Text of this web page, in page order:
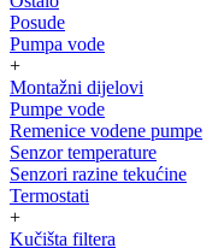
Posude
Pumpa vode
+
Montažni dijelovi
Pumpe vode
Remenice vodene pumpe
Senzor temperature
Senzori razine tekućine
Termostati
+
Kučišta filtera